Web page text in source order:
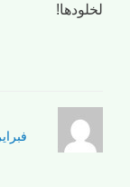
لخلودها!
فبراير 27, 2023 الساعة